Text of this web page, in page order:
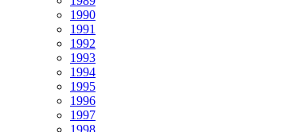
1990
1991
1992
1993
1994
1995
1996
1997